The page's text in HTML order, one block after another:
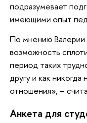
подразумевает
имеющими опыт
По мнению Валерии
возможность
период таких
другу и как
отношения», –
Анкета для